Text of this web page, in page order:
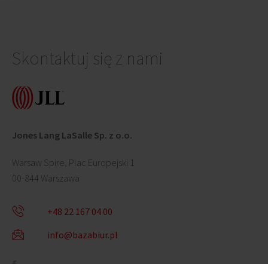
Skontaktuj się z nami
Jones Lang LaSalle Sp. z o.o.
Warsaw Spire, Plac Europejski 1
00-844 Warszawa
+48 22 167 04 00
info@bazabiur.pl